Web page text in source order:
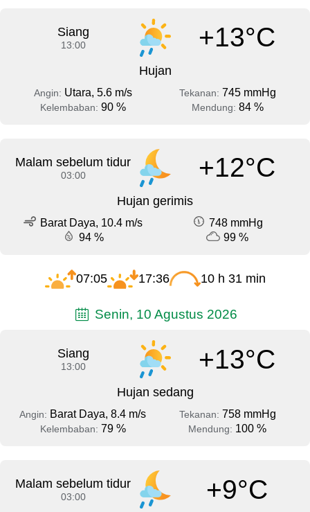
Siang
13:00 +13°C
Hujan
Angin: Utara, 5.6 m/s Tekanan: 745 mmHg
Kelembaban: 90 % Mendung: 84 %
Malam sebelum tidur
03:00 +12°C
Hujan gerimis
Barat Daya, 10.4 m/s
748 mmHg
94 %
99 %
07:05 17:36 10 h 31 min
Senin, 10 Agustus 2026
Siang
13:00 +13°C
Hujan sedang
Angin: Barat Daya, 8.4 m/s Tekanan: 758 mmHg
Kelembaban: 79 % Mendung: 100 %
Malam sebelum tidur
03:00 +9°C